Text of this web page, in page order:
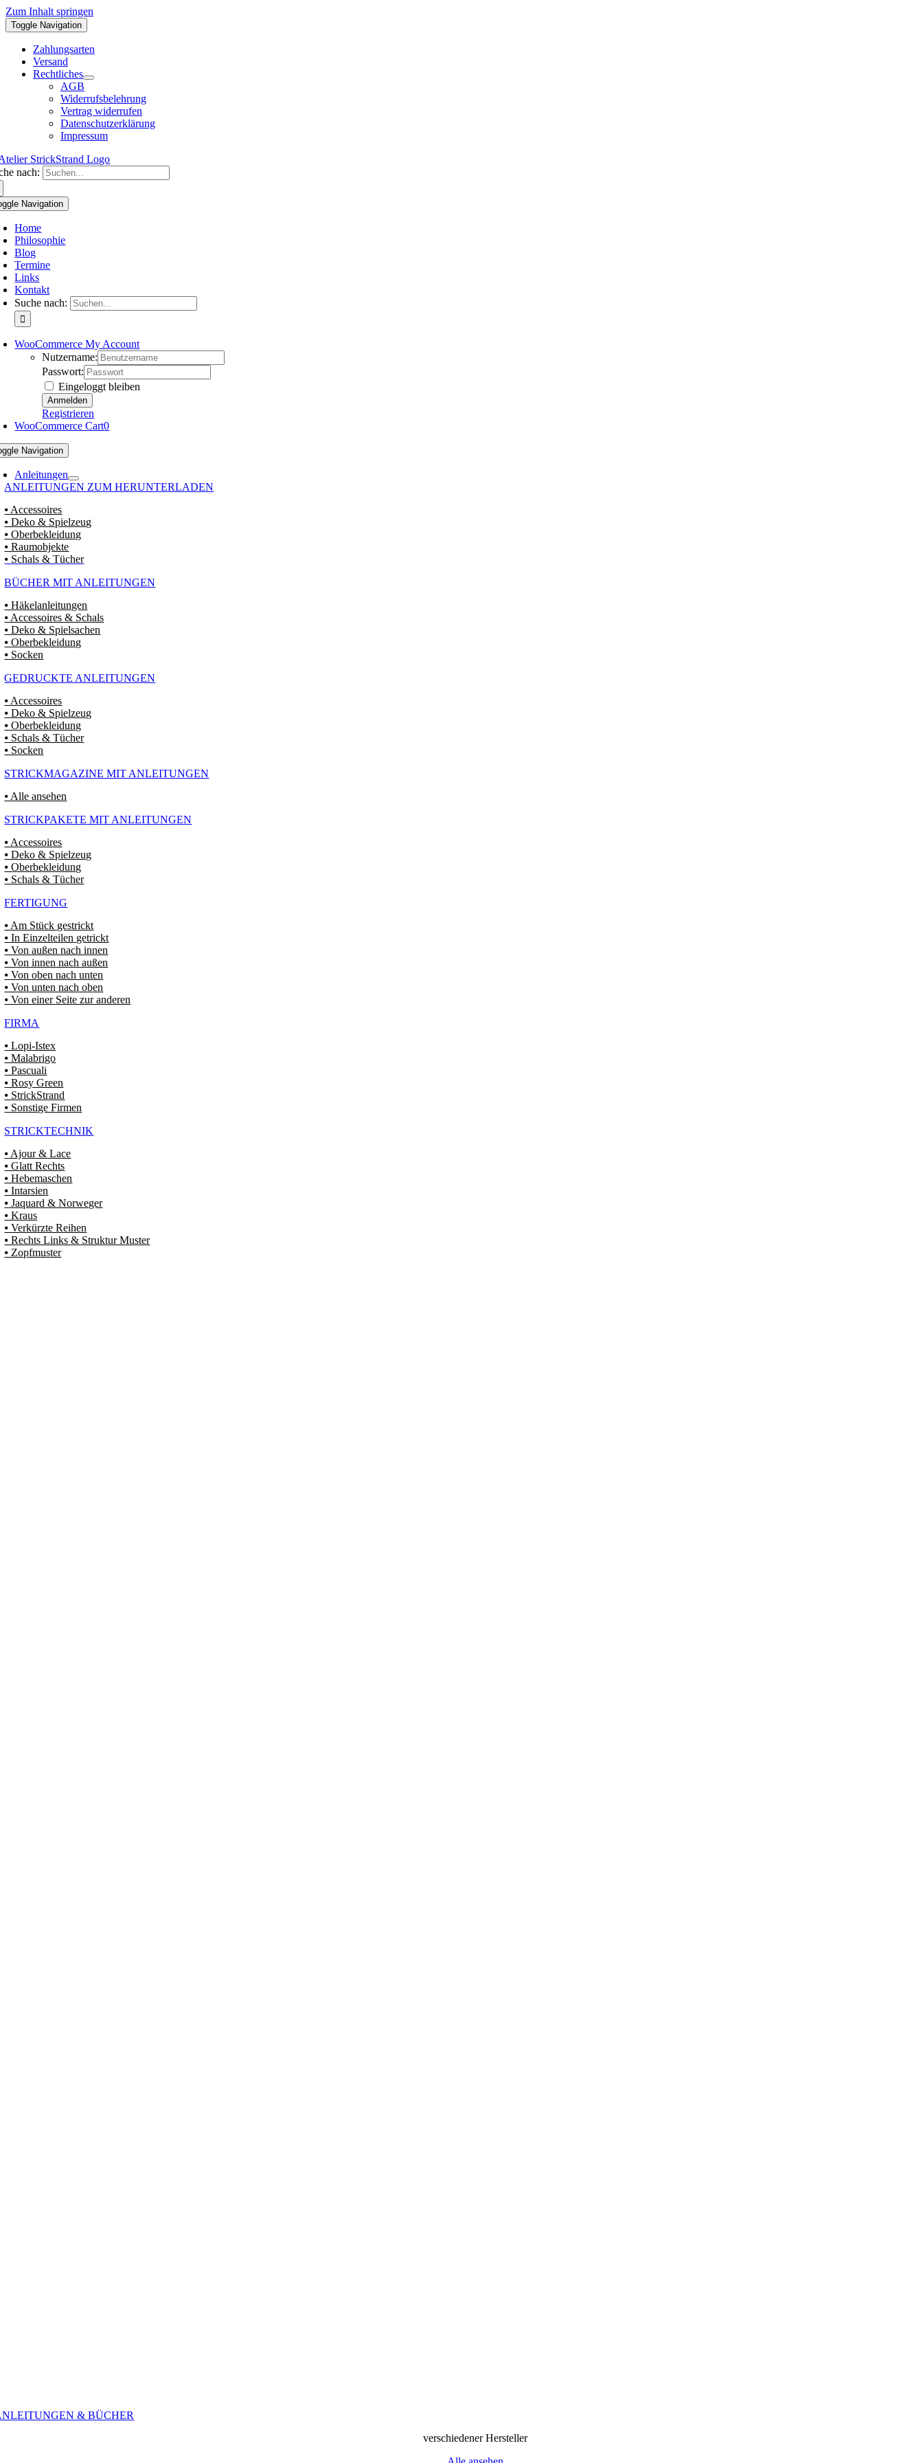
Zum Inhalt springen
Toggle Navigation
Zahlungsarten
Versand
Rechtliches
AGB
Widerrufsbelehrung
Vertrag widerrufen
Datenschutzerklärung
Impressum
nach:
Navigation
Home
Philosophie
Blog
Termine
Links
Kontakt
Suche nach:
WooCommerce My Account
Nutzername:
Passwort:
Eingeloggt bleiben
Registrieren
WooCommerce Cart0
Navigation
Anleitungen
ANLEITUNGEN ZUM HERUNTERLADEN
⦁ Accessoires
⦁ Deko & Spielzeug
⦁ Oberbekleidung
⦁ Raumobjekte
⦁ Schals & Tücher
BÜCHER MIT ANLEITUNGEN
⦁ Häkelanleitungen
⦁ Accessoires & Schals
⦁ Deko & Spielsachen
⦁ Oberbekleidung
⦁ Socken
GEDRUCKTE ANLEITUNGEN
⦁ Accessoires
⦁ Deko & Spielzeug
⦁ Oberbekleidung
⦁ Schals & Tücher
⦁ Socken
STRICKMAGAZINE MIT ANLEITUNGEN
⦁ Alle ansehen
STRICKPAKETE MIT ANLEITUNGEN
⦁ Accessoires
⦁ Deko & Spielzeug
⦁ Oberbekleidung
⦁ Schals & Tücher
FERTIGUNG
⦁ Am Stück gestrickt
⦁ In Einzelteilen getrickt
⦁ Von außen nach innen
⦁ Von innen nach außen
⦁ Von oben nach unten
⦁ Von unten nach oben
⦁ Von einer Seite zur anderen
FIRMA
⦁ Lopi-Istex
⦁ Malabrigo
⦁ Pascuali
⦁ Rosy Green
⦁ StrickStrand
⦁ Sonstige Firmen
STRICKTECHNIK
⦁ Ajour & Lace
⦁ Glatt Rechts
⦁ Hebemaschen
⦁ Intarsien
⦁ Jaquard & Norweger
⦁ Kraus
⦁ Verkürzte Reihen
⦁ Rechts Links & Struktur Muster
⦁ Zopfmuster
& BÜCHER
verschiedener Hersteller